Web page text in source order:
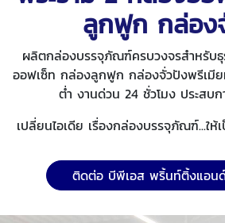
ลูกฟูก กล่อง
ผลิตกล่องบรรจุภัณฑ์ครบวงจรสำหรับ
ออฟเซ็ท กล่องลูกฟูก กล่องจั่วปังพรีเมี
ต่ำ งานด่วน 24 ชั่วโมง ประสบ
เปลี่ยนไอเดีย เรื่องกล่องบรรจุภัณฑ์...ให้
ติดต่อ บีพีเอส พริ้นท์ติ้งแอน